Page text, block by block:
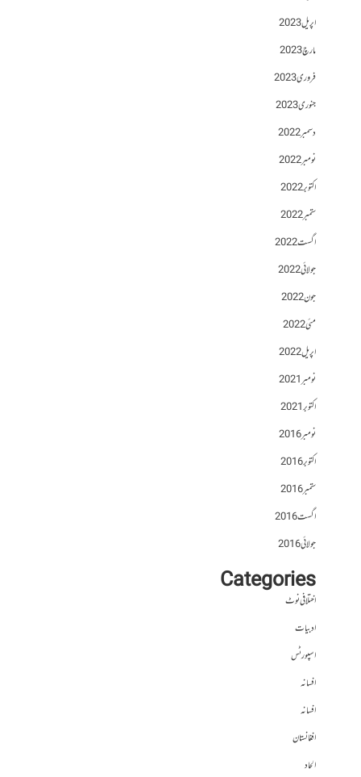
اپریل 2023
مارچ 2023
فروری 2023
جنوری 2023
دسمبر 2022
نومبر 2022
اکتوبر 2022
ستمبر 2022
اگست 2022
جولائی 2022
جون 2022
مئی 2022
اپریل 2022
نومبر 2021
اکتوبر 2021
نومبر 2016
اکتوبر 2016
ستمبر 2016
اگست 2016
جولائی 2016
Categories
اختلافی نوٹ
ادبیات
اسپورٹس
افسانہ
افسانہ
افغانستان
الحاد